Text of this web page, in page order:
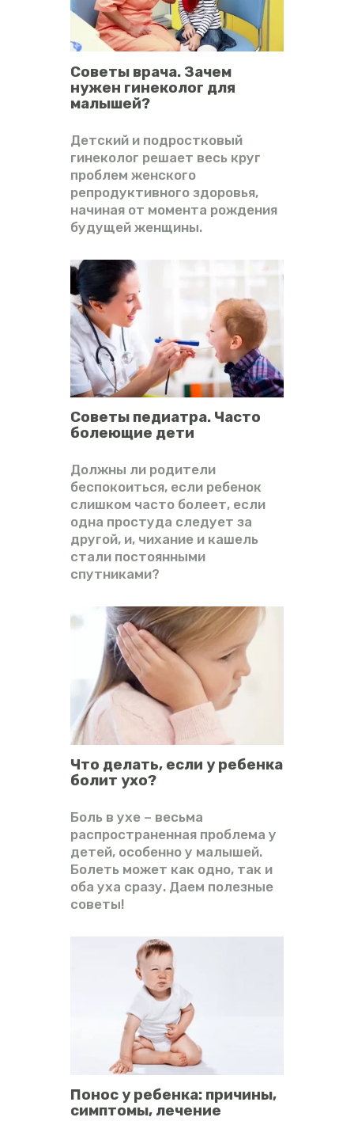
Советы врача. Зачем
нужен гинеколог для
малышей?
Детский и подростковый
гинеколог решает весь круг
проблем женского
репродуктивного здоровья,
начиная от момента рождения
будущей женщины.
Советы педиатра. Часто
болеющие дети
Должны ли родители
беспокоиться, если ребенок
слишком часто болеет, если
одна простуда следует за
другой, и, чихание и кашель
стали постоянными
спутниками?
Что делать, если у ребенка
болит ухо?
Боль в ухе – весьма
распространенная проблема у
детей, особенно у малышей.
Болеть может как одно, так и
оба уха сразу. Даем полезные
советы!
Понос у ребенка: причины,
симптомы, лечение